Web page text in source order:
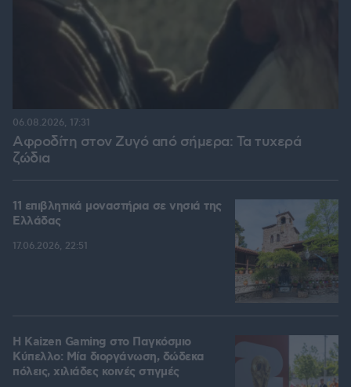
Αφροδίτη στον Ζυγό από σήμερα: Τα τυχερά
ζώδια
06.08.2026, 17:31
11 επιβλητικά μοναστήρια σε νησιά της
Ελλάδας
17.06.2026, 22:51
H Kaizen Gaming στο Παγκόσμιο
Kύπελλο: Μία διοργάνωση, δώδεκα
πόλεις, χιλιάδες κοινές στιγμές